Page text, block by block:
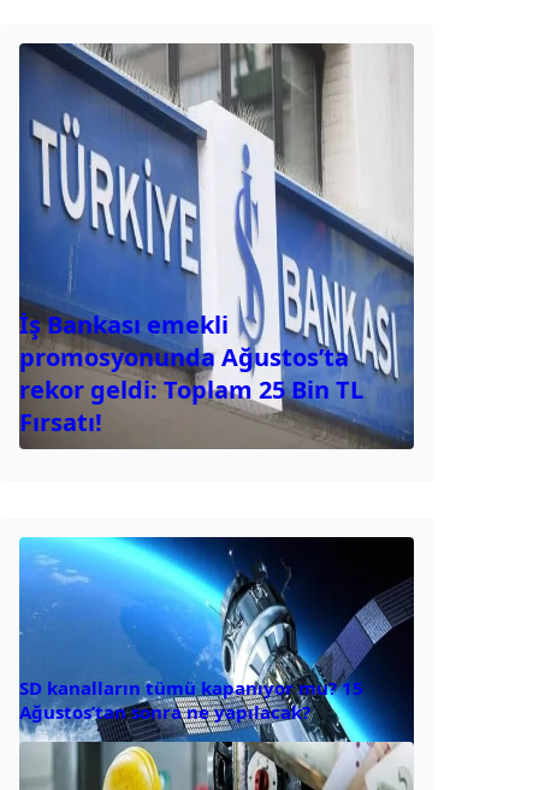
İş Bankası emekli
promosyonunda Ağustos’ta
rekor geldi: Toplam 25 Bin TL
Fırsatı!
SD kanalların tümü kapanıyor mu? 15
Ağustos’tan sonra ne yapılacak?